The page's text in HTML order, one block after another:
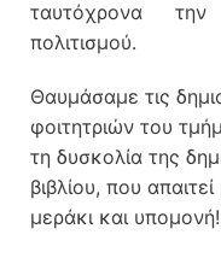
ταυτόχρονα
πολιτισμού.
Θαυμάσαμε τις
φοιτητριών του
τη δυσκολία της
βιβλίου, που
μεράκι και υπομονή!